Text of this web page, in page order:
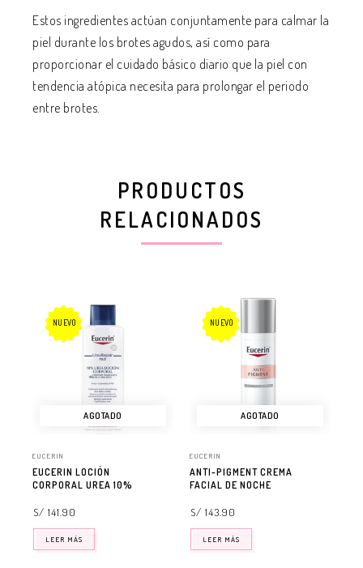
Estos ingredientes actúan conjuntamente para calmar la
piel durante los brotes agudos, así como para
proporcionar el cuidado básico diario que la piel con
tendencia atópica necesita para prolongar el periodo
entre brotes.
PRODUCTOS
RELACIONADOS
AGOTADO
NUEVO
EUCERIN
EUCERIN LOCIÓN
CORPORAL UREA 10%
S/ 141.90
LEER MÁS
AGOTADO
NUEVO
EUCERIN
ANTI-PIGMENT CREMA
FACIAL DE NOCHE
S/ 143.90
LEER MÁS